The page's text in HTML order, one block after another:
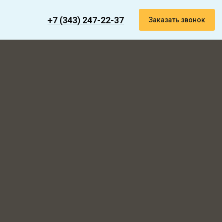
+7 (343) 247-22-37 Заказать звонок